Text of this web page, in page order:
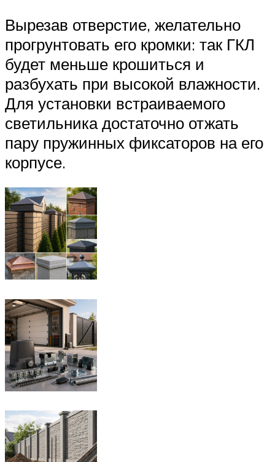
Вырезав отверстие, желательно
прогрунтовать его кромки: так ГКЛ
будет меньше крошиться и
разбухать при высокой влажности.
Для установки встраиваемого
светильника достаточно отжать
пару пружинных фиксаторов на его
корпусе.